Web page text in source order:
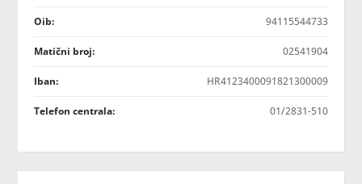
Oib: 94115544733
Matični broj: 02541904
Iban: HR4123400091821300009
Telefon centrala: 01/2831-510